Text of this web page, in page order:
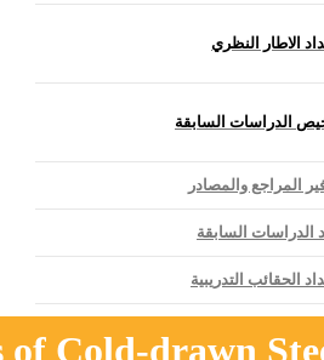
الاطار النظري
الدراسات السابقة
المراجع والمصادر
الدراسات السابقة
الحقائب التدريبية
Cold-drawn